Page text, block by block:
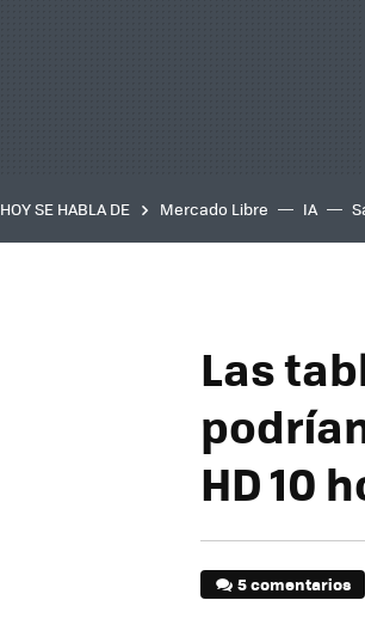
HOY SE HABLA DE Mercado Libre IA
Las
HD 10
5 comentarios